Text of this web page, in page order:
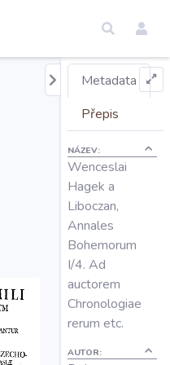
Metadata
Přepis
NÁZEV:
Wenceslai
Hagek a
Liboczan,
Annales
Bohemorum
I/4. Ad
auctorem
Chronologiae
rerum etc.
AUTOR: